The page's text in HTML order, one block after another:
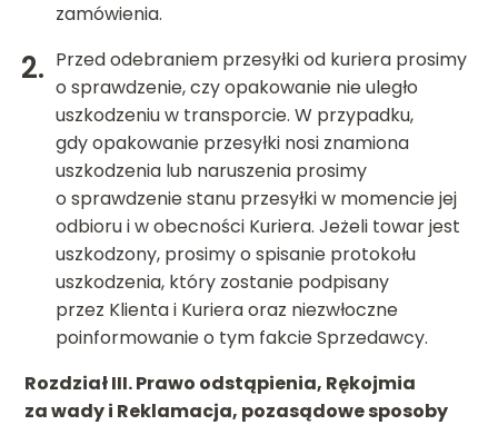
zamówienia.
Przed odebraniem przesyłki od kuriera prosimy
o sprawdzenie, czy opakowanie nie uległo
uszkodzeniu w transporcie. W przypadku,
gdy opakowanie przesyłki nosi znamiona
uszkodzenia lub naruszenia prosimy
o sprawdzenie stanu przesyłki w momencie jej
odbioru i w obecności Kuriera. Jeżeli towar jest
uszkodzony, prosimy o spisanie protokołu
uszkodzenia, który zostanie podpisany
przez Klienta i Kuriera oraz niezwłoczne
poinformowanie o tym fakcie Sprzedawcy.
Rozdział III. Prawo odstąpienia, Rękojmia
za wady i Reklamacja, pozasądowe sposoby